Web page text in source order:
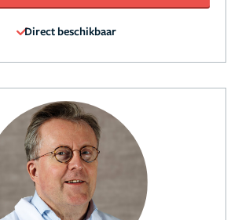
Direct beschikbaar